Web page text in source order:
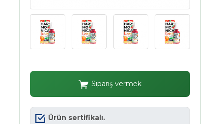
Sipariş vermek
Ürün sertifikalı.